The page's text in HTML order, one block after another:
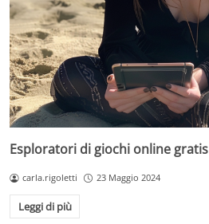
Esploratori di giochi online gratis
carla.rigoletti 23 Maggio 2024
Leggi di più